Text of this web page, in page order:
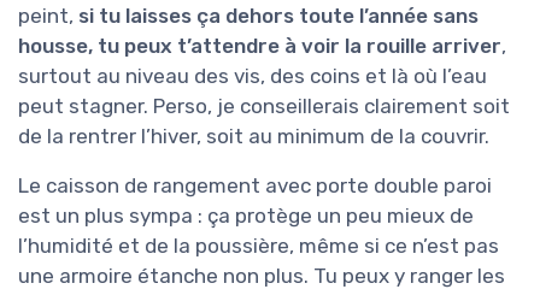
peint, si tu laisses ça dehors toute l’année sans
housse, tu peux t’attendre à voir la rouille arriver,
surtout au niveau des vis, des coins et là où l’eau
peut stagner. Perso, je conseillerais clairement soit
de la rentrer l’hiver, soit au minimum de la couvrir.
Le caisson de rangement avec porte double paroi
est un plus sympa : ça protège un peu mieux de
l’humidité et de la poussière, même si ce n’est pas
une armoire étanche non plus. Tu peux y ranger les